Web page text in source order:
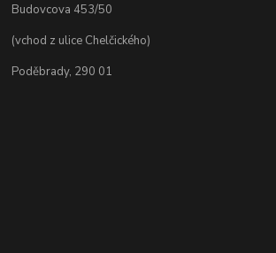
Budovcova 453/50
(vchod z ulice Chelčického)
Poděbrady, 290 01